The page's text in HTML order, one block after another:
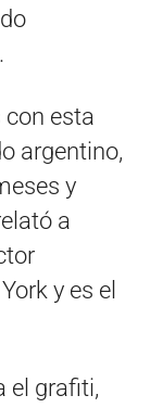
esta
argentino,
y
a
y es el
el grafiti,